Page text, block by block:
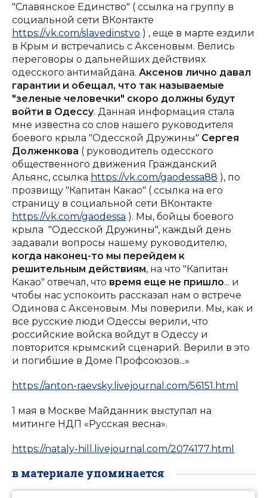
"Славянское Единство" ( ссылка на группу в
социальной сети ВКонтакте
https://vk.com/slavedinstvo ) , еще в марте ездили
в Крым и встречались с Аксеновым. Велись
переговоры о дальнейших действиях
одесского антимайдана. Аксенов лично давал
гарантии и обещал, что так называемые
"зеленые человечки" скоро должны будут
войти в Одессу. Данная информация стала
мне известна со слов нашего руководителя
боевого крыла "Одесской Дружины" Сергея
Долженкова ( руководитель одесского
общественного движения Гражданский
Альянс, ссылка https://vk.com/gaodessa88 ), по
прозвищу "Капитан Какао" ( ссылка на его
страницу в социальной сети ВКонтакте
https://vk.com/gaodessa ). Мы, бойцы боевого
крыла "Одесской Дружины", каждый день
задавали вопросы нашему руководителю,
когда наконец-то мы перейдем к
решительным действиям, на что "Капитан
Какао" отвечал, что время еще не пришло... и
чтобы нас успокоить рассказал нам о встрече
Одинова с Аксеновым. Мы поверили. Мы, как и
все русские люди Одессы верили, что
российские войска войдут в Одессу и
повторится крымский сценарий. Верили в это
и погибшие в Доме Профсоюзов...»
https://anton-raevsky.livejournal.com/56151.html
1 мая в Москве Майданник выступал на
митинге НДП «Русская весна».
https://nataly-hill.livejournal.com/2074177.html
в материале упоминается